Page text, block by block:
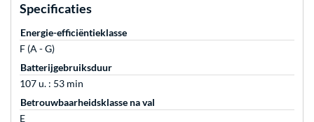
Specificaties
Energie-efficiëntieklasse
F (A - G)
Batterijgebruiksduur
107 u. : 53 min
Betrouwbaarheidsklasse na val
E